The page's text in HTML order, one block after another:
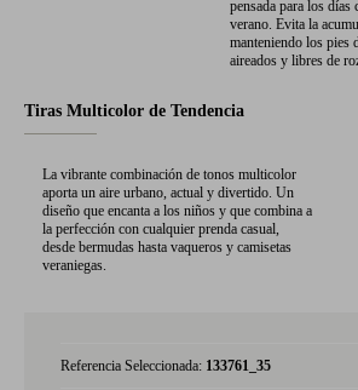
pensada para los
verano. Evita la
manteniendo los pies
aireados y libres de
Tiras Multicolor de Tendencia
La vibrante combinación de tonos multicolor
aporta un aire urbano, actual y divertido. Un
diseño que encanta a los niños y que combina a
la perfección con cualquier prenda casual,
desde bermudas hasta vaqueros y camisetas
veraniegas.
Referencia Seleccionada: 133761_35